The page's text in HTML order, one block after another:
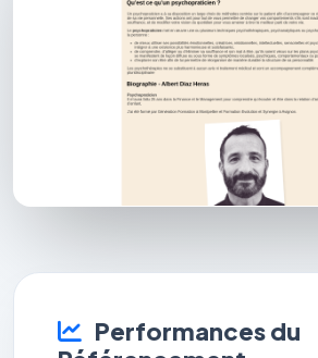
Performances du